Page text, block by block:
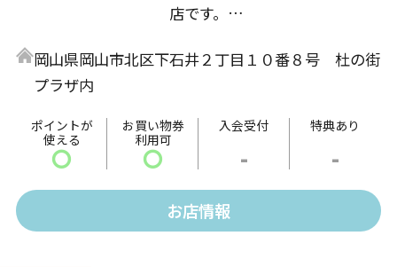
店です。
ンと具だくさんで素材のうまみがギュッとつまったキ
ンパがセットになった「ラーメン・キムパブセット」
や、お肉と野菜をガッツリ楽しめる「プルコギセッ
ト」など、ボリュームたっぷりのメニューを提供しま
す。
そのほか、14時以降には夜メニューとして「海鮮チヂ
ミ」や「トッポギ」などの単品メニューなども販売。
岡山県岡山市北区下石井２丁目１０番８号 杜の街
プラザ内
ポイントが
使える
〇
お買い物券
利用可
〇
入会受付
-
特典あり
-
お店情報